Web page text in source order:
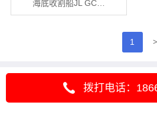
海底收割船JL GC…
1 >
拨打电话：